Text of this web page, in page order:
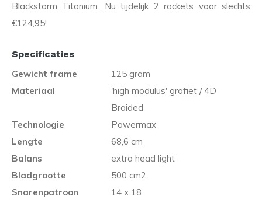
Blackstorm Titanium. Nu tijdelijk 2 rackets voor slechts
€124,95!
Specificaties
Gewicht frame
125 gram
Materiaal
'high modulus' grafiet / 4D
Braided
Technologie
Powermax
Lengte
68,6 cm
Balans
extra head light
Bladgrootte
500 cm2
Snarenpatroon
14 x 18